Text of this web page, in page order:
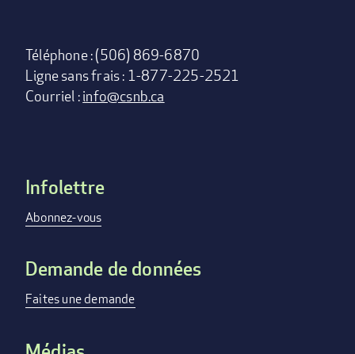
Téléphone : (506) 869-6870
Ligne sans frais : 1-877-225-2521
Courriel :info@csnb.ca
Footer
menu
Infolettre
Abonnez-vous
Demande de données
Faites une demande